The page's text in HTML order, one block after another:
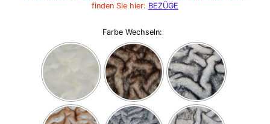
finden Sie hier: BEZÜGE
Farbe Wechseln: